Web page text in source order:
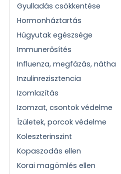
Gyulladás csökkentése
Hormonháztartás
Húgyutak egészsége
Immunerősítés
Influenza, megfázás, nátha
Inzulinrezisztencia
Izomlazítás
Izomzat, csontok védelme
Ízületek, porcok védelme
Koleszterinszint
Kopaszodás ellen
Korai magömlés ellen